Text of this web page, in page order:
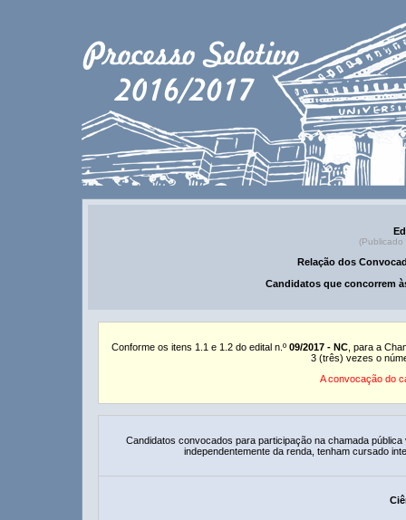
(Publicado
Relação dos
Candidatos que concorrem
Conforme os itens 1.1 e 1.2 do edital n.º 09/2017 - NC , para a
3 (três) vezes o
A convocação do
Candidatos convocados para participação na chamada
independentemente da renda, tenham cursado